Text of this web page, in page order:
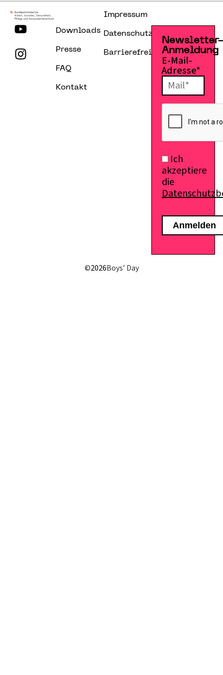
Downloads
Presse
FAQ
Kontakt
Impressum
Datenschutzerklärung
Barrierefreiheitserklärung
Anmeldung
E-Mail-
Adresse*
Ich
akzeptiere
die
©2026Boys’ Day